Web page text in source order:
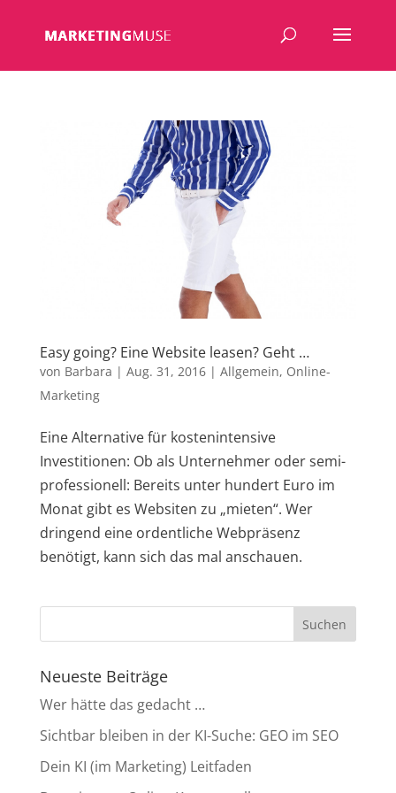
Easy going? Eine Website leasen? Geht …
von Barbara | Aug. 31, 2016| Allgemein, Online-
Marketing
Eine Alternative für kostenintensive
Investitionen: Ob als Unternehmer oder semi-
professionell: Bereits unter hundert Euro im
Monat gibt es Websiten zu „mieten“. Wer
dringend eine ordentliche Webpräsenz
benötigt, kann sich das mal anschauen.
Neueste Beiträge
Wer hätte das gedacht …
Sichtbar bleiben in der KI-Suche: GEO im SEO
Dein KI (im Marketing) Leitfaden